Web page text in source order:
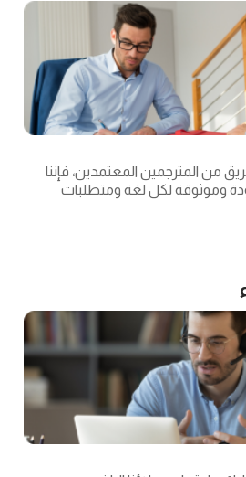
المعتمدين، فإننا
لغة ومتطلبات